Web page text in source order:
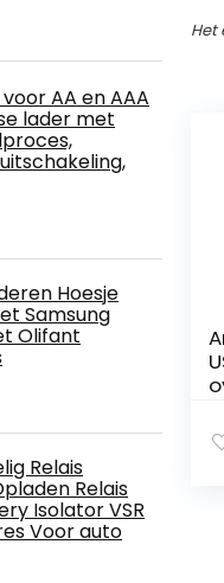
AA en AAA
lader met
Hoesje
Samsung
Olifant
Relais
Relais
Isolator VSR
Voor auto
Het